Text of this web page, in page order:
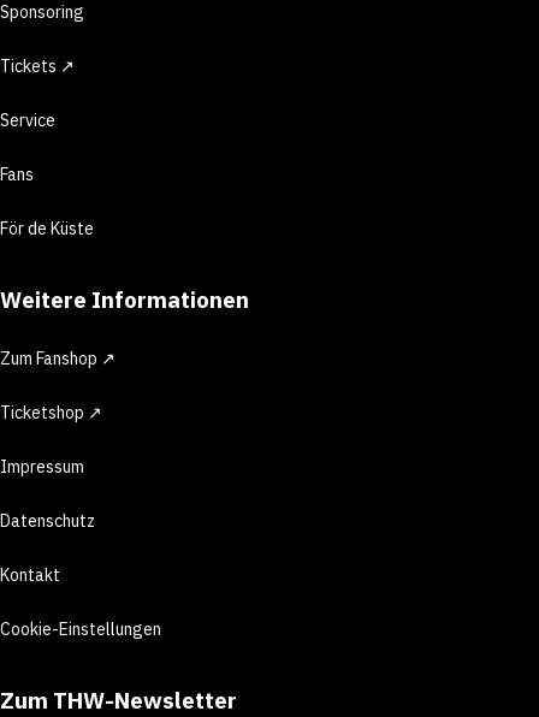
Sponsoring
Tickets ↗
Service
Fans
För de Küste
Weitere Informationen
Zum Fanshop ↗
Ticketshop ↗
Impressum
Datenschutz
Kontakt
Cookie-Einstellungen
Zum THW-Newsletter